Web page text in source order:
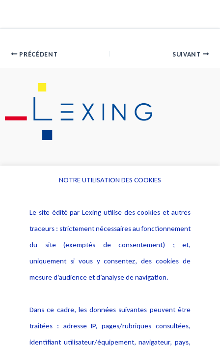
PRÉCÉDENT SUIVANT
Alerte professionnelle
Déclaration d'accessibilité
Notice Légale
Politique de protection des
données
Publications
NOTRE UTILISATION DES COOKIES
Le site édité par Lexing utilise des cookies et autres
traceurs : strictement nécessaires au fonctionnement
du site (exemptés de consentement) ; et,
uniquement si vous y consentez, des cookies de
mesure d’audience et d’analyse de navigation.
Dans ce cadre, les données suivantes peuvent être
traitées : adresse IP, pages/rubriques consultées,
identifiant utilisateur/équipement, navigateur, pays,